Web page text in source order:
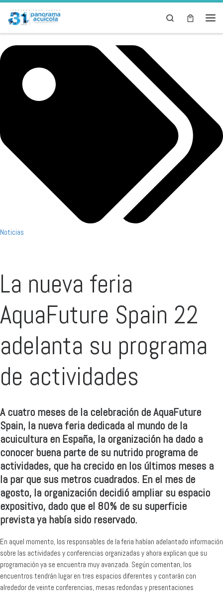
Skip to content
Search
Noticias
La nueva feria
AquaFuture Spain 22
adelanta su programa
de actividades
A cuatro meses de la celebración de AquaFuture
Spain, la nueva feria dedicada al mundo de la
acuicultura en España, la organización ha dado a
conocer buena parte de su nutrido programa de
actividades, que ha crecido en los últimos meses a
la par que sus metros cuadrados. En el mes de
agosto, la organización decidió ampliar su espacio
expositivo, dado que el 80% de su superficie
prevista ya había sido reservado.
En aquel momento, los responsables de la feria habían adelantado información
sobre las actividades y conferencias organizadas y ahora explican que su
programación ya se encuentra muy avanzada. Según comentan, los
encuentros tendrán lugar en tres espacios diferentes y contarán con
alrededor de veinte conferencias, mesas redondas y presentaciones